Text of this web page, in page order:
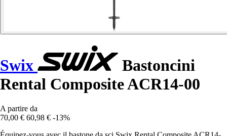
Swix
Bastoncini
Rental Composite ACR14-00
A partire da
70,00 € 60,98 € -13%